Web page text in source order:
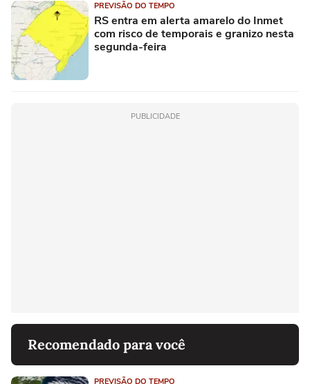
PREVISÃO DO TEMPO
RS entra em alerta amarelo do Inmet
com risco de temporais e granizo nesta
segunda-feira
PUBLICIDADE
Recomendado para você
PREVISÃO DO TEMPO